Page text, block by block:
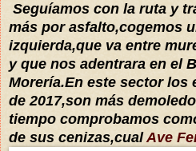
Seguíamos con la ruta y
más por asfalto,cogemos
izquierda,que va entre
y que nos adentrara en el
Morería.En este sector los
de 2017,son más
tiempo comprobamos
de sus cenizas,cualAve